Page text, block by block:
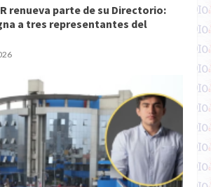
renueva parte de su Directorio:
a tres representantes del